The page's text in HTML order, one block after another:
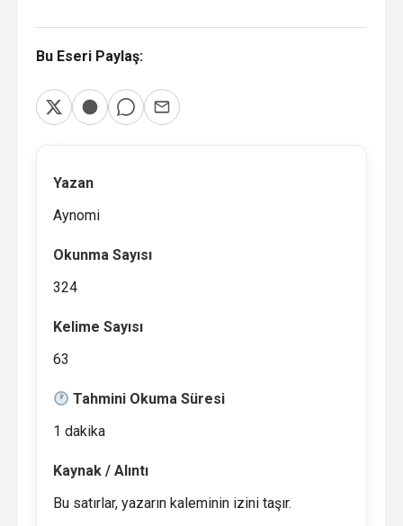
Bu Eseri Paylaş:
Yazan
Aynomi
Okunma Sayısı
324
Kelime Sayısı
63
Tahmini Okuma Süresi
1 dakika
Kaynak / Alıntı
Bu satırlar, yazarın kaleminin izini taşır.